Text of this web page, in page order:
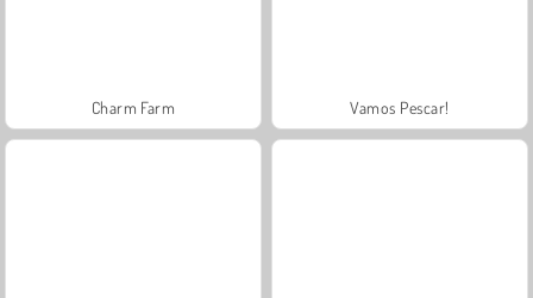
Charm Farm Vamos Pescar!